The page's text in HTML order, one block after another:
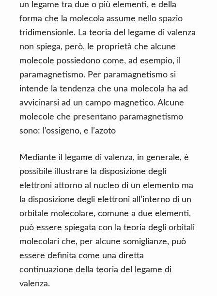
un legame tra due o più elementi, e della
forma che la molecola assume nello spazio
tridimensionle. La teoria del legame di valenza
non spiega, però, le proprietà che alcune
molecole possiedono come, ad esempio, il
paramagnetismo. Per paramagnetismo si
intende la tendenza che una molecola ha ad
avvicinarsi ad un campo magnetico. Alcune
molecole che presentano paramagnetismo
sono: l’ossigeno, e l’azoto
Mediante il legame di valenza, in generale, è
possibile illustrare la disposizione degli
elettroni attorno al nucleo di un elemento ma
la disposizione degli elettroni all’interno di un
orbitale molecolare, comune a due elementi,
può essere spiegata con la teoria degli orbitali
molecolari che, per alcune somiglianze, può
essere definita come una diretta
continuazione della teoria del legame di
valenza.